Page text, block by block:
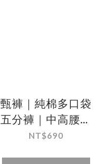
甄褲｜純棉多口袋
五分褲｜中高腰直
筒・100％棉
NT$690